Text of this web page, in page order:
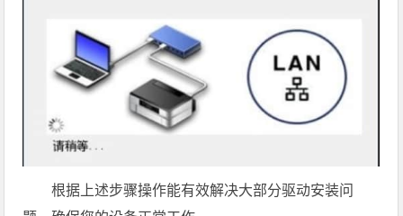
根据上述步骤操作能有效解决大部分驱动安装问